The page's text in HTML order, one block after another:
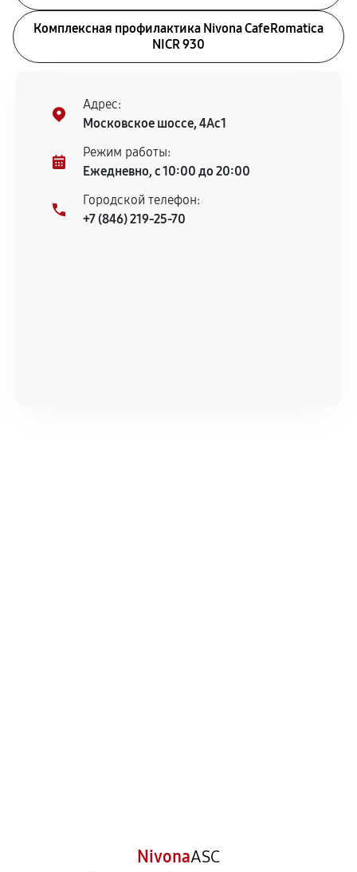
Комплексная профилактика Nivona CafeRomatica
NICR 930
Адрес:
Московское шоссе, 4Ас1
Режим работы:
Ежедневно, с 10:00 до 20:00
Городской телефон:
+7 (846) 219-25-70
NivonaASC